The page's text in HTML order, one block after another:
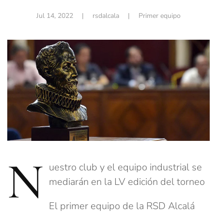
Jul 14, 2022 | rsdalcala | Primer equipo
N uestro club y el equipo industrial se
mediarán en la LV edición del torneo
El primer equipo de la RSD Alcalá